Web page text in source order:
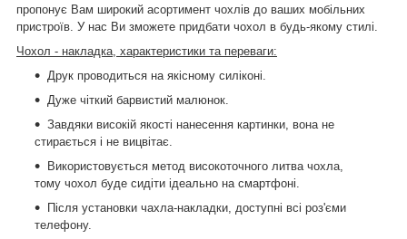
пропонує Вам широкий асортимент чохлів до ваших мобільних
пристроїв. У нас Ви зможете придбати чохол в будь-якому стилі.
Чохол - накладка, характеристики та переваги:
Друк проводиться на якісному силіконі.
Дуже чіткий барвистий малюнок.
Завдяки високій якості нанесення картинки, вона не
стирається і не вицвітає.
Використовується метод високоточного литва чохла,
тому чохол буде сидіти ідеально на смартфоні.
Після установки чахла-накладки, доступні всі роз'єми
телефону.